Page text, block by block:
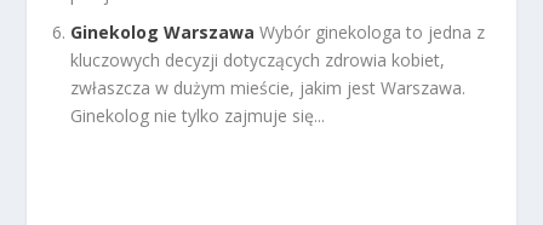
Ginekolog Warszawa Wybór ginekologa to jedna z
kluczowych decyzji dotyczących zdrowia kobiet,
zwłaszcza w dużym mieście, jakim jest Warszawa.
Ginekolog nie tylko zajmuje się...